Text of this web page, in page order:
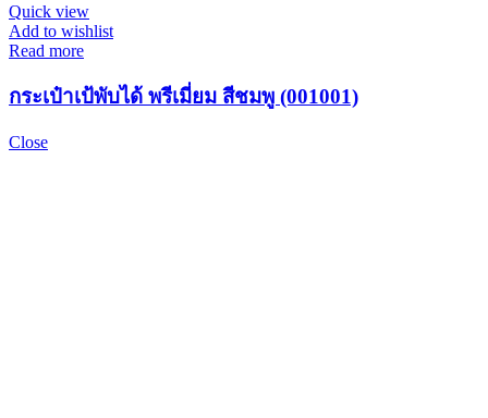
Quick view
Add to wishlist
Read more
กระเป๋าเป้พับได้ พรีเมี่ยม สีชมพู (001001)
Close